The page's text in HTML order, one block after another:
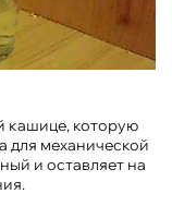
кашице, которую
для механической
и оставляет на